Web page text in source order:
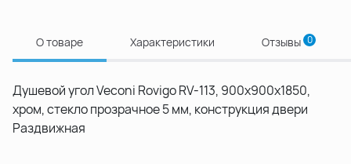
О товаре Характеристики Отзывы 0
Душевой угол Veconi Rovigo RV-113, 900x900x1850,
хром, стекло прозрачное 5 мм, конструкция двери
Раздвижная